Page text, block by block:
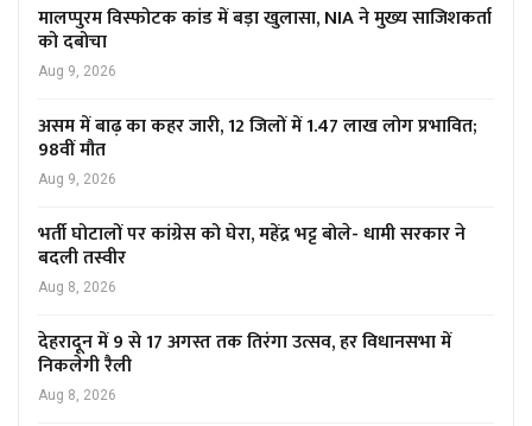
मालप्पुरम विस्फोटक कांड में बड़ा खुलासा, NIA ने मुख्य साजिशकर्ता
को दबोचा
Aug 9, 2026
असम में बाढ़ का कहर जारी, 12 जिलों में 1.47 लाख लोग प्रभावित;
98वीं मौत
Aug 9, 2026
भर्ती घोटालों पर कांग्रेस को घेरा, महेंद्र भट्ट बोले- धामी सरकार ने
बदली तस्वीर
Aug 8, 2026
देहरादून में 9 से 17 अगस्त तक तिरंगा उत्सव, हर विधानसभा में
निकलेगी रैली
Aug 8, 2026